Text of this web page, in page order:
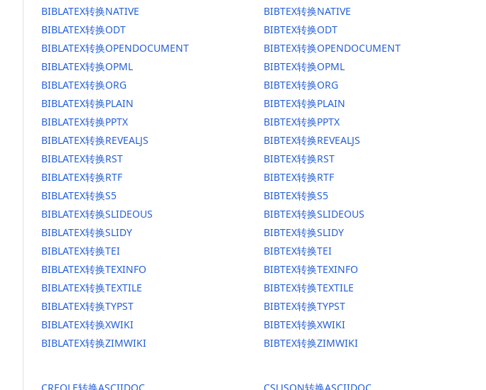
BIBLATEX转换NATIVE
BIBLATEX转换ODT
BIBLATEX转换OPENDOCUMENT
BIBLATEX转换OPML
BIBLATEX转换ORG
BIBLATEX转换PLAIN
BIBLATEX转换PPTX
BIBLATEX转换REVEALJS
BIBLATEX转换RST
BIBLATEX转换RTF
BIBLATEX转换S5
BIBLATEX转换SLIDEOUS
BIBLATEX转换SLIDY
BIBLATEX转换TEI
BIBLATEX转换TEXINFO
BIBLATEX转换TEXTILE
BIBLATEX转换TYPST
BIBLATEX转换XWIKI
BIBLATEX转换ZIMWIKI
BIBTEX转换NATIVE
BIBTEX转换ODT
BIBTEX转换OPENDOCUMENT
BIBTEX转换OPML
BIBTEX转换ORG
BIBTEX转换PLAIN
BIBTEX转换PPTX
BIBTEX转换REVEALJS
BIBTEX转换RST
BIBTEX转换RTF
BIBTEX转换S5
BIBTEX转换SLIDEOUS
BIBTEX转换SLIDY
BIBTEX转换TEI
BIBTEX转换TEXINFO
BIBTEX转换TEXTILE
BIBTEX转换TYPST
BIBTEX转换XWIKI
BIBTEX转换ZIMWIKI